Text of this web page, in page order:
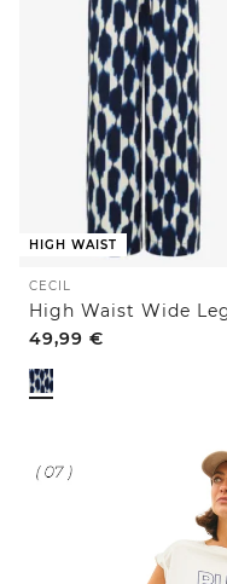
HIGH WAIST
CECIL
49,99 €